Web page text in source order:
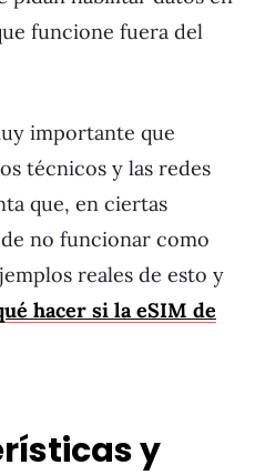
funcione fuera del
importante que
técnicos y las redes
que, en ciertas
no funcionar como
reales de esto y
hacer si la eSIM de
y